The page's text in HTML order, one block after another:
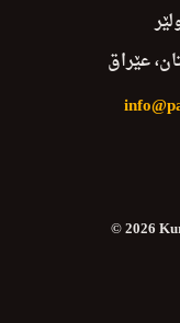
عێراق
© 2026